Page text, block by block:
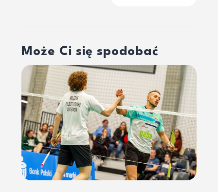
Może Ci się spodobać